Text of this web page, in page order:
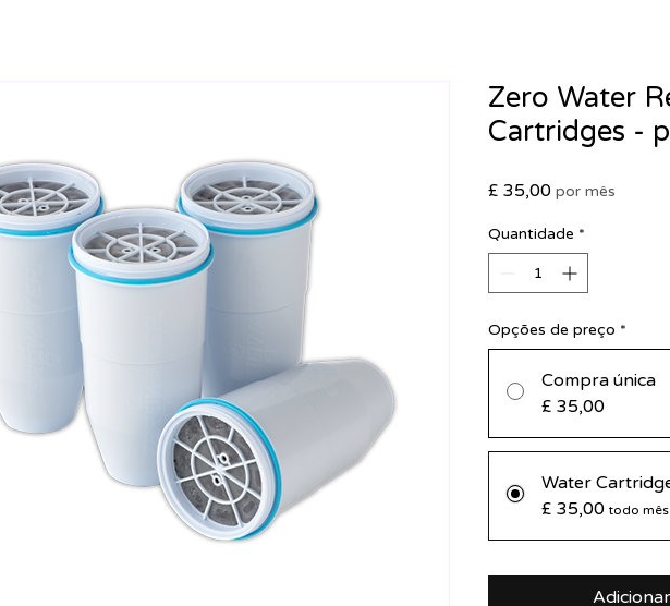
Zero Water
Cartridges -
£ 35,00Preço
por mês
Quantidade *
Opções de preço *
Compra única
£ 35,00
Water
£ 35,00 todo